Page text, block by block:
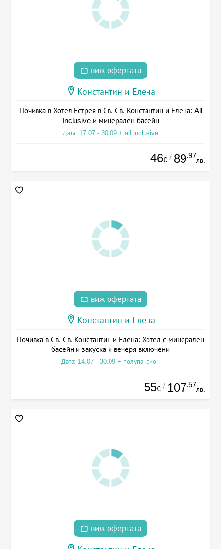
виж офертата
Константин и Елена
Почивка в Хотел Естрея в Св. Св. Константин и Елена: All
Inclusive и минерален басейн
Дата: 17.07 - 30.09 + all inclusive
46€ / 89.97
лв.
виж офертата
Константин и Елена
Почивка в Св. Св. Константин и Елена: Хотел с минерален
басейн и закуска и вечеря включени
Дата: 14.07 - 30.09 + полупансион
55€ / 107.57
лв.
виж офертата